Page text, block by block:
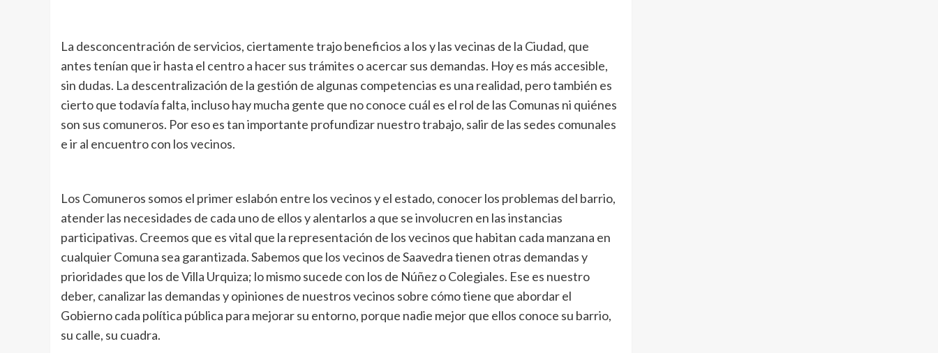
La desconcentración de servicios, ciertamente trajo beneficios a los y las vecinas de la Ciudad, que
antes tenían que ir hasta el centro a hacer sus trámites o acercar sus demandas. Hoy es más accesible,
sin dudas. La descentralización de la gestión de algunas competencias es una realidad, pero también es
cierto que todavía falta, incluso hay mucha gente que no conoce cuál es el rol de las Comunas ni quiénes
son sus comuneros. Por eso es tan importante profundizar nuestro trabajo, salir de las sedes comunales
e ir al encuentro con los vecinos.
Los Comuneros somos el primer eslabón entre los vecinos y el estado, conocer los problemas del barrio,
atender las necesidades de cada uno de ellos y alentarlos a que se involucren en las instancias
participativas. Creemos que es vital que la representación de los vecinos que habitan cada manzana en
cualquier Comuna sea garantizada. Sabemos que los vecinos de Saavedra tienen otras demandas y
prioridades que los de Villa Urquiza; lo mismo sucede con los de Núñez o Colegiales. Ese es nuestro
deber, canalizar las demandas y opiniones de nuestros vecinos sobre cómo tiene que abordar el
Gobierno cada política pública para mejorar su entorno, porque nadie mejor que ellos conoce su barrio,
su calle, su cuadra.